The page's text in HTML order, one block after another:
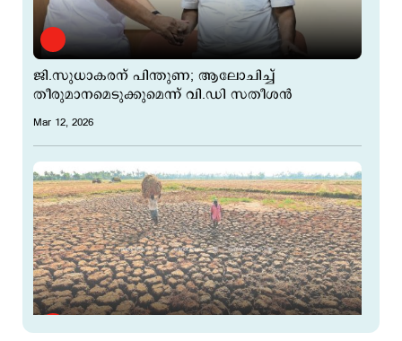
ജി.സുധാകരന് പിന്തുണ; ആലോചിച്ച്
തീരുമാനമെടുക്കുമെന്ന് വി.ഡി സതീശന്‍
Mar 12, 2026